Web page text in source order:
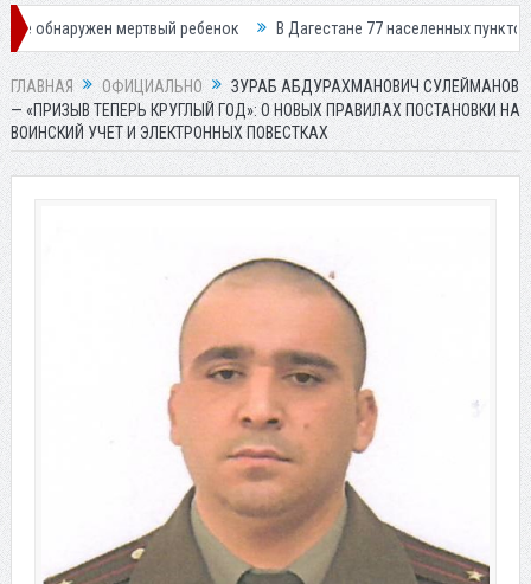
ребенок В Дагестане 77 населенных пунктов остались без
ГЛАВНАЯ ОФИЦИАЛЬНО
ЗУРАБ АБДУРАХМАНОВИЧ СУЛЕЙМАНОВ
— «ПРИЗЫВ ТЕПЕРЬ КРУГЛЫЙ ГОД»: О НОВЫХ ПРАВИЛАХ ПОСТАНОВКИ НА
ВОИНСКИЙ УЧЕТ И ЭЛЕКТРОННЫХ ПОВЕСТКАХ